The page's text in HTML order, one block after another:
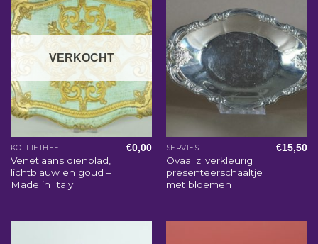
VERKOCHT
KOFFIETHEE
Venetiaans dienblad,
lichtblauw en goud –
Made in Italy
€0,00 SERVIES
Ovaal zilverkleurig
presenteerschaaltje
met bloemen
€15,50